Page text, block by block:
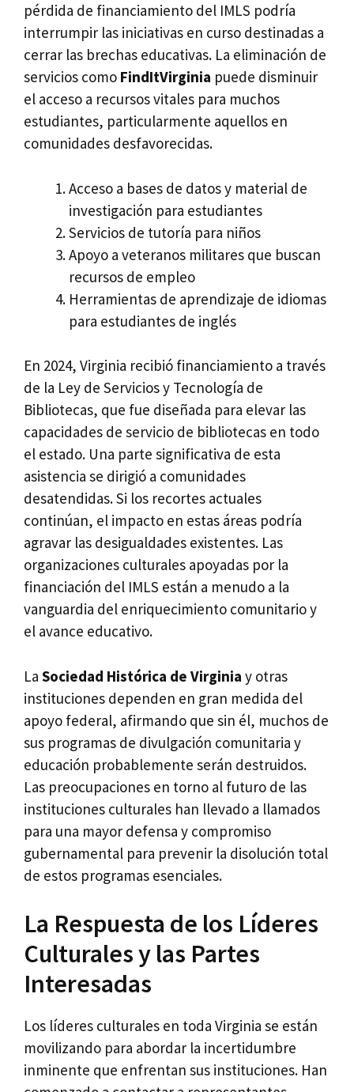
pérdida de financiamiento del IMLS podría
interrumpir las iniciativas en curso destinadas a
cerrar las brechas educativas. La eliminación de
servicios como FindItVirginia puede disminuir
el acceso a recursos vitales para muchos
estudiantes, particularmente aquellos en
comunidades desfavorecidas.
Acceso a bases de datos y material de
investigación para estudiantes
Servicios de tutoría para niños
Apoyo a veteranos militares que buscan
recursos de empleo
Herramientas de aprendizaje de idiomas
para estudiantes de inglés
En 2024, Virginia recibió financiamiento a través
de la Ley de Servicios y Tecnología de
Bibliotecas, que fue diseñada para elevar las
capacidades de servicio de bibliotecas en todo
el estado. Una parte significativa de esta
asistencia se dirigió a comunidades
desatendidas. Si los recortes actuales
continúan, el impacto en estas áreas podría
agravar las desigualdades existentes. Las
organizaciones culturales apoyadas por la
financiación del IMLS están a menudo a la
vanguardia del enriquecimiento comunitario y
el avance educativo.
La Sociedad Histórica de Virginia y otras
instituciones dependen en gran medida del
apoyo federal, afirmando que sin él, muchos de
sus programas de divulgación comunitaria y
educación probablemente serán destruidos.
Las preocupaciones en torno al futuro de las
instituciones culturales han llevado a llamados
para una mayor defensa y compromiso
gubernamental para prevenir la disolución total
de estos programas esenciales.
La Respuesta de los Líderes
Culturales y las Partes
Interesadas
Los líderes culturales en toda Virginia se están
movilizando para abordar la incertidumbre
inminente que enfrentan sus instituciones. Han